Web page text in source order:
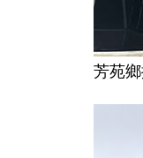
芳苑